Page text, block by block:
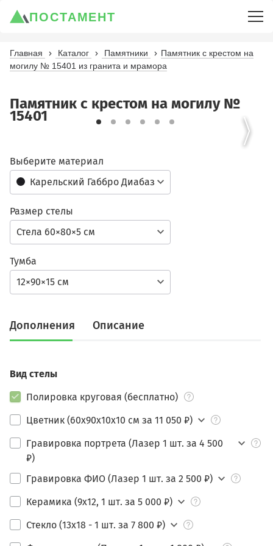
ПОСТАМЕНТ
Главная Каталог Памятники
Памятник с крестом на
могилу № 15401 из гранита и мрамора
Памятник с крестом на могилу №
15401
Карельский Габбро Диабаз
Выберите материал
Стела 60×80×5 см
Размер стелы
12×90×15 см
Тумба
Дополнения Описание
Вид стелы
Полировка круговая (бесплатно)
Цветник (60х90х10х10 см за 11 050 ₽)
Гравировка портрета (Лазер 1 шт. за 4 500
₽)
Гравировка ФИО (Лазер 1 шт. за 2 500 ₽)
Керамика (9х12, 1 шт. за 5 000 ₽)
Стекло (13х18 - 1 шт. за 7 800 ₽)